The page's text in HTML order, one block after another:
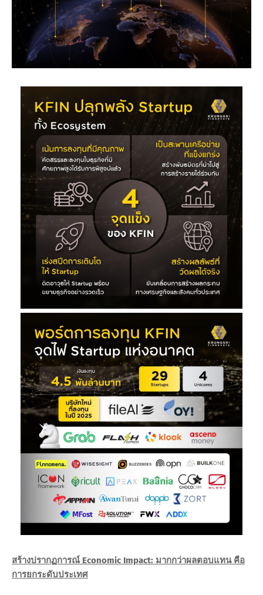
สร้างปรากฏการณ์ Economic Impact: มากกว่าผลตอบแทน คือ
การยกระดับประเทศ